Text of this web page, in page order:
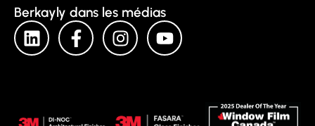
Berkayly dans les médias